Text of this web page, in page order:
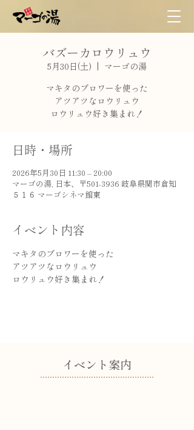
バズーカロウリュウ
5月30日(土)
  |
マーゴの湯
マキタのブロワーを使った
アツアツなロウリュウ
ロウリュウ好き集まれ！
日時・場所
2026年5月30日 11:30 – 20:00
マーゴの湯, 日本、〒501-3936 岐阜県関市倉知
５１６ マーゴシネマ館東
イベント内容
マキタのブロワーを使った
アツアツなロウリュウ
ロウリュウ好き集まれ！
​イベント案内